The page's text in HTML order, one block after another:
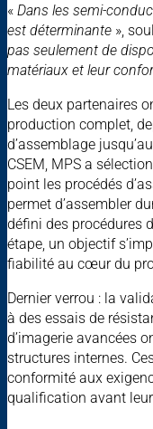
« Dans les semi-
est déterminante »,
pas seulement de
matériaux et leur
Les deux partenaires
production complet,
d’assemblage
CSEM, MPS a
point les procédés
permet d’assembler
défini des procédures
étape, un objectif
fiabilité au cœur du
Dernier verrou : la
à des essais de
d’imagerie avancées
structures internes.
conformité aux
qualification avant